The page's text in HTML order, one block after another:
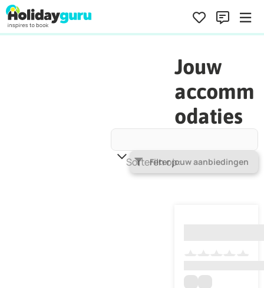
Jouw
accomm
odaties
Filter jouw aanbiedingen
Sorteren op Populariteit